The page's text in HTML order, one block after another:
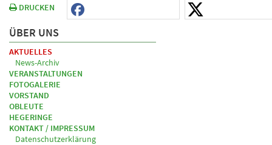
DRUCKEN
ÜBER UNS
AKTUELLES
News-Archiv
VERANSTALTUNGEN
FOTOGALERIE
VORSTAND
OBLEUTE
HEGERINGE
KONTAKT / IMPRESSUM
Datenschutzerklärung